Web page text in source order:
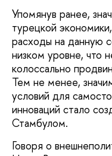
Упомянув ранее,
турецкой
расходы на данную
низком уровне, что
колоссально
Тем не менее,
условий для
инноваций стало
Стамбулом.
Говоря о